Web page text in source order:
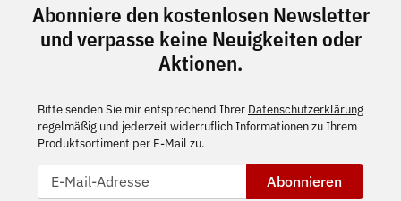
Abonniere den kostenlosen Newsletter
und verpasse keine Neuigkeiten oder
Aktionen.
Bitte senden Sie mir entsprechend Ihrer Datenschutzerklärung
regelmäßig und jederzeit widerruflich Informationen zu Ihrem
Produktsortiment per E-Mail zu.
Abonnieren